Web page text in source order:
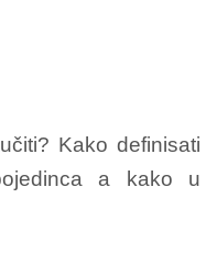
Kako definisati
a kako u